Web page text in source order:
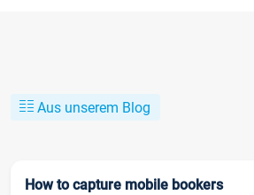
Aus unserem Blog
How to capture mobile bookers